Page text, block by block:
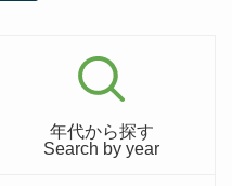
年代から探す
Search by year